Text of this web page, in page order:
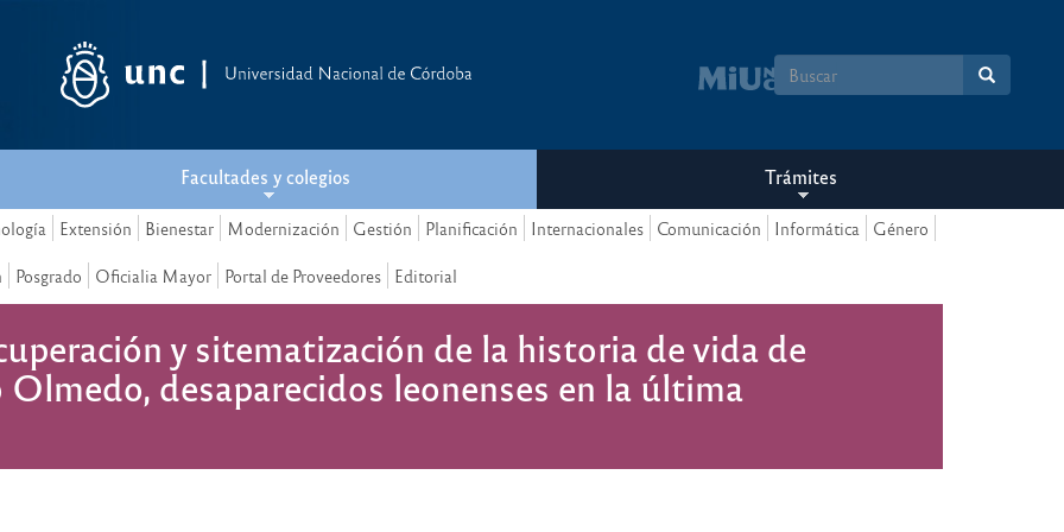
Formulario
búsqueda
Facultades y colegios Trámites
Extensión Bienestar Modernización Gestión Planificación Internacionales Comunicación Informática Género
Posgrado Oficialia Mayor Portal de Proveedores Editorial
y sitematización de la historia de vida de
desaparecidos leonenses en la última